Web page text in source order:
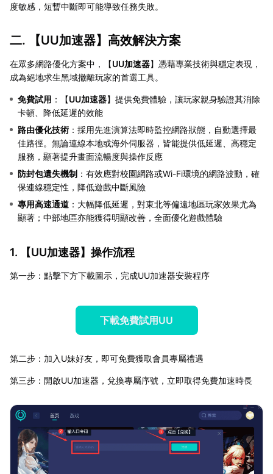
度敏感，短暫中斷即可能導致任務失敗。
二. 【UU加速器】高效解決方案
在眾多網路優化方案中，【UU加速器】憑藉專業技術與穩定表現，
成為絕地求生黑域撤離玩家的首選工具。
免費試用 ：【UU加速器】提供免費體驗，讓玩家親身驗證其消除
卡頓、降低延遲的效能
路由優化技術 ：採用先進演算法即時監控網路狀態，自動選擇最
佳路徑。無論連線本地或海外伺服器，皆能提供低延遲、高穩定
服務，顯著提升畫面流暢度與操作反應
防封包遺失機制 ：有效應對校園網路或Wi-Fi環境的網路波動，確
保連線穩定性，降低遊戲中斷風險
專用高速通道 ：大幅降低延遲，對東北等偏遠地區玩家效果尤為
顯著；中部地區亦能獲得明顯改善，全面優化遊戲體驗
1. 【UU加速器】操作流程
第一步：點擊下方下載圖示，完成UU加速器安裝程序
下載免費試用UU
第二步：加入U妹好友，即可免費獲取會員專屬禮遇
第三步：開啟UU加速器，兌換專屬序號，立即取得免費加速時長